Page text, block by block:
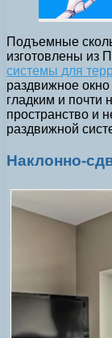
Подъемные
изготовлены из
системы для
раздвижное
гладким и почти
пространство и
раздвижной
Наклонно-